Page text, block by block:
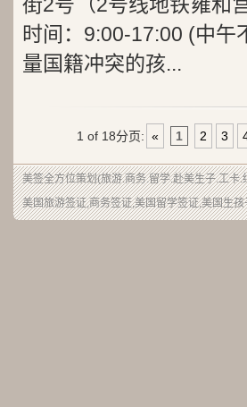
时间：9:00-17:00 (中
量国籍冲突的孩...
1 of 18分页: « 1 2 3
美签全方位策划(旅游.商务.留学.赴美生子.工卡.
美国旅游签证,商务签证,美国留学签证,美国生